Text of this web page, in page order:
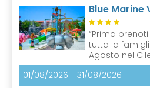
Blue Marine
“Prima
tutta la
Agosto nel
01/08/2026 - 31/08/2026